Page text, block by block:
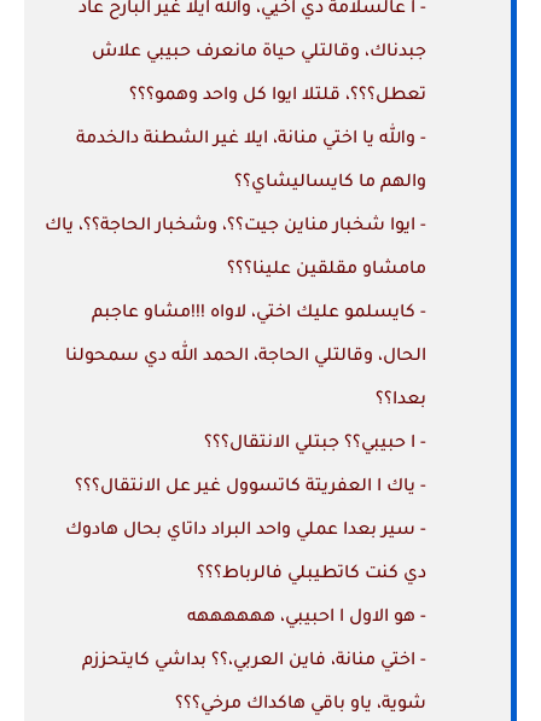
- ا عالسلامة دي اخيي، والله ايلا غير البارح عاد
جبدناك، وقالتلي حياة مانعرف حبيبي علاش
تعطل؟؟؟، قلتلا ايوا كل واحد وهمو؟؟؟
- والله يا اختي منانة، ايلا غير الشطنة دالخدمة
والهم ما كايساليشاي؟؟
- ايوا شخبار مناين جيت؟؟، وشخبار الحاجة؟؟، ياك
مامشاو مقلقين علينا؟؟؟
- كايسلمو عليك اختي، لاواه !!!مشاو عاجبم
الحال، وقالتلي الحاجة، الحمد الله دي سمحولنا
بعدا؟؟
- ا حبيبي؟؟ جبتلي الانتقال؟؟؟
- ياك ا العفريتة كاتسوول غير عل الانتقال؟؟؟
- سير بعدا عملي واحد البراد داتاي بحال هادوك
دي كنت كاتطيبلي فالرباط؟؟؟
- هو الاول ا احبيبي، ههههههه
- اختي منانة، فاين العربي،؟؟ بداشي كايتحززم
شوية، ياو باقي هاكداك مرخي؟؟؟